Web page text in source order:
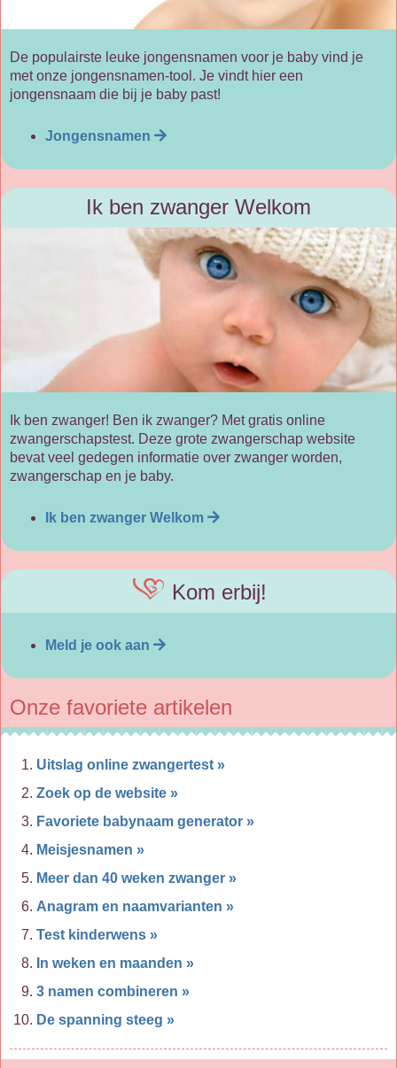
De populairste leuke jongensnamen voor je baby vind je
met onze jongensnamen-tool. Je vindt hier een
jongensnaam die bij je baby past!
Jongensnamen
Ik ben zwanger Welkom
Ik ben zwanger! Ben ik zwanger? Met gratis online
zwangerschapstest. Deze grote zwangerschap website
bevat veel gedegen informatie over zwanger worden,
zwangerschap en je baby.
Ik ben zwanger Welkom
Kom erbij!
Meld je ook aan
Onze favoriete artikelen
Uitslag online zwangertest »
Zoek op de website »
Favoriete babynaam generator »
Meisjesnamen »
Meer dan 40 weken zwanger »
Anagram en naamvarianten »
Test kinderwens »
In weken en maanden »
3 namen combineren »
De spanning steeg »